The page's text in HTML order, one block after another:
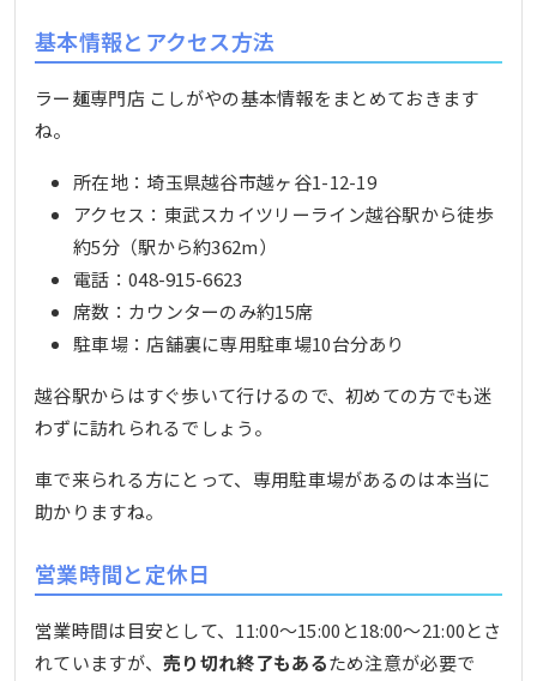
基本情報とアクセス方法
ラー麺専門店 こしがやの基本情報をまとめておきます
ね。
所在地：埼玉県越谷市越ヶ谷1-12-19
アクセス：東武スカイツリーライン越谷駅から徒歩
約5分（駅から約362m）
電話：048-915-6623
席数：カウンターのみ約15席
駐車場：店舗裏に専用駐車場10台分あり
越谷駅からはすぐ歩いて行けるので、初めての方でも迷
わずに訪れられるでしょう。
車で来られる方にとって、専用駐車場があるのは本当に
助かりますね。
営業時間と定休日
営業時間は目安として、11:00〜15:00と18:00〜21:00とさ
れていますが、売り切れ終了もあるため注意が必要で